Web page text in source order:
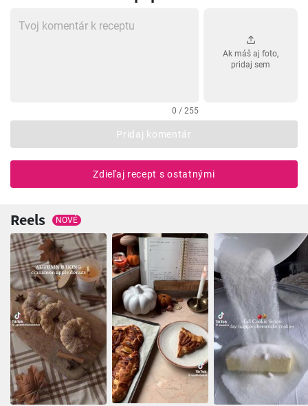
0 / 255
Ak máš aj foto,
pridaj sem
Pridaj komentár
Zdieľaj recept s ostatnými
Reels NOVÉ